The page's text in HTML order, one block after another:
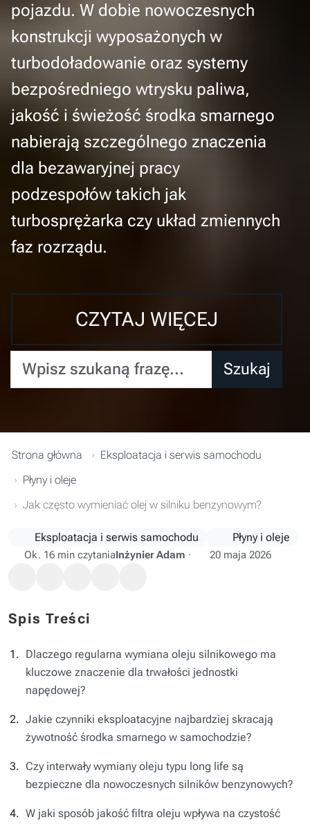
pojazdu. W dobie nowoczesnych
konstrukcji wyposażonych w
turbodoładowanie oraz systemy
bezpośredniego wtrysku paliwa,
jakość i świeżość środka smarnego
nabierają szczególnego znaczenia
dla bezawaryjnej pracy
podzespołów takich jak
turbosprężarka czy układ zmiennych
faz rozrządu.
CZYTAJ WIĘCEJ
Wpisz szukaną frazę... Szukaj
Strona główna
Eksploatacja i serwis samochodu
Płyny i oleje
Jak często wymieniać olej w silniku benzynowym?
Eksploatacja i serwis samochodu Płyny i oleje
Ok. 16 min czytaniaInżynier Adam · 20 maja 2026
Spis Treści
Dlaczego regularna wymiana oleju silnikowego ma
kluczowe znaczenie dla trwałości jednostki
napędowej?
Jakie czynniki eksploatacyjne najbardziej skracają
żywotność środka smarnego w samochodzie?
Czy interwały wymiany oleju typu long life są
bezpieczne dla nowoczesnych silników benzynowych?
W jaki sposób jakość filtra oleju wpływa na czystość